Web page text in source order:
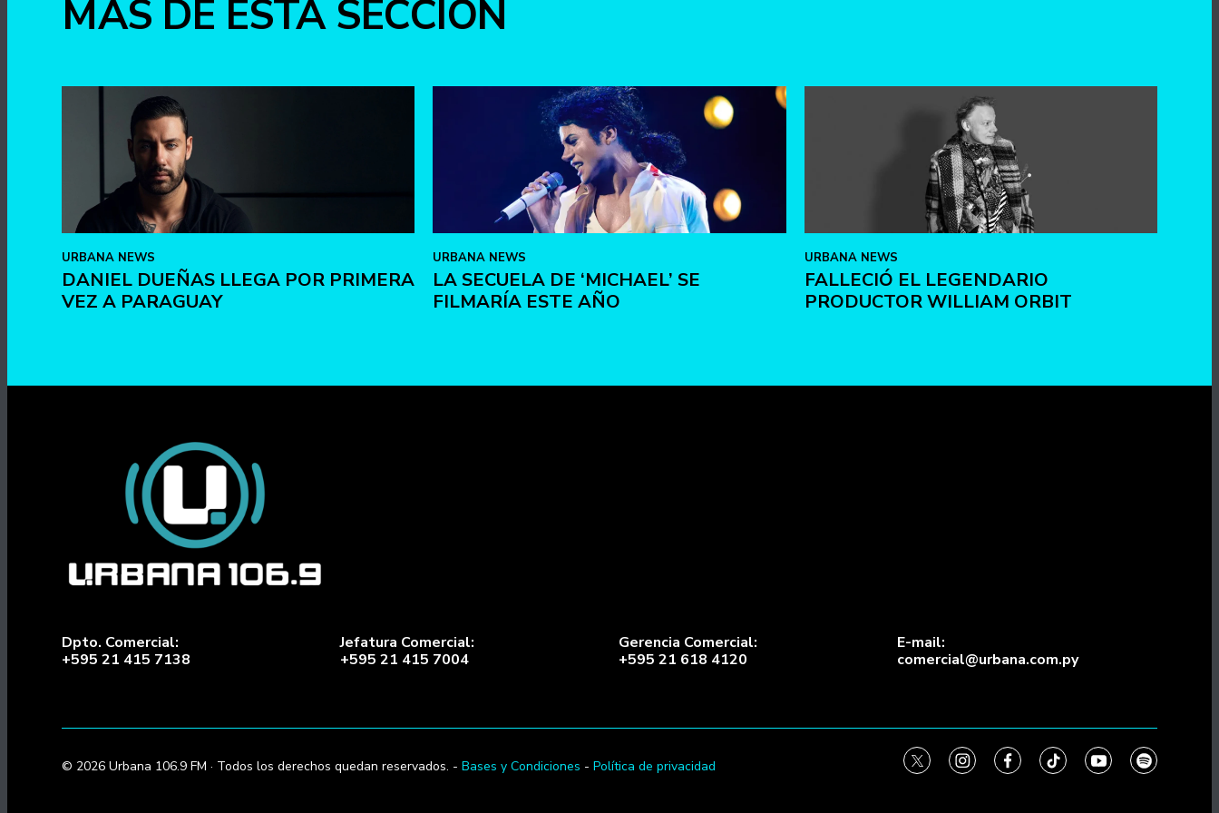
MÁS DE ESTA SECCIÓN
URBANA NEWS
DANIEL DUEÑAS LLEGA POR PRIMERA
VEZ A PARAGUAY
URBANA NEWS
LA SECUELA DE ‘MICHAEL’ SE
FILMARÍA ESTE AÑO
URBANA NEWS
FALLECIÓ EL LEGENDARIO
PRODUCTOR WILLIAM ORBIT
Dpto. Comercial:
+595 21 415 7138
Jefatura Comercial:
+595 21 415 7004
Gerencia Comercial:
+595 21 618 4120
E-mail:
comercial@urbana.com.py
© 2026 Urbana 106.9 FM · Todos los derechos quedan reservados. - Bases y Condiciones - Política de privacidad twitterinstagramfacebooktiktokyoutubespotify